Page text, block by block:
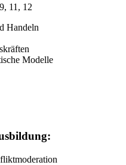
11, 12
Handeln
Modelle